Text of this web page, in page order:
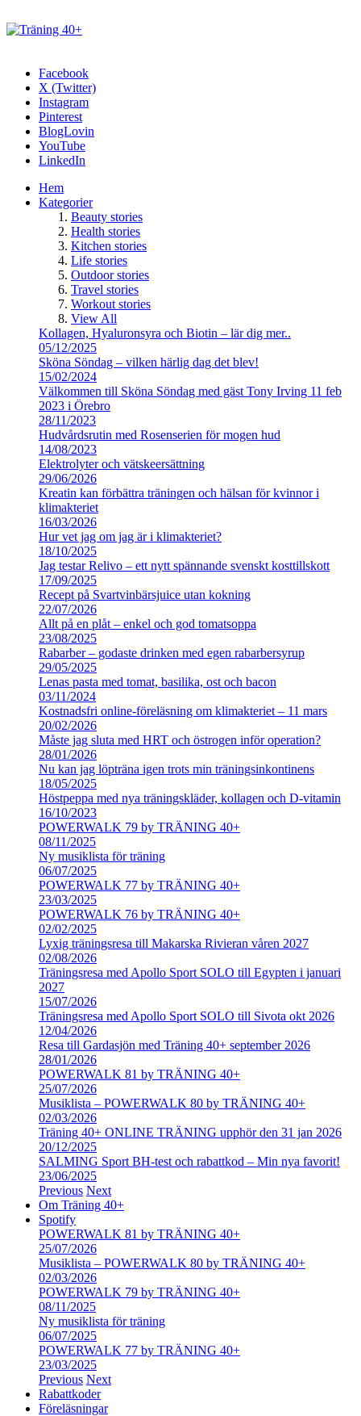
Facebook
X (Twitter)
Instagram
Pinterest
BlogLovin
YouTube
LinkedIn
Hem
Kategorier
Beauty stories
Health stories
Kitchen stories
Life stories
Outdoor stories
Travel stories
Workout stories
View All
Kollagen, Hyaluronsyra och Biotin – lär dig mer..
05/12/2025
Sköna Söndag – vilken härlig dag det blev!
15/02/2024
Välkommen till Sköna Söndag med gäst Tony Irving 11 feb
2023 i Örebro
28/11/2023
Hudvårdsrutin med Rosenserien för mogen hud
14/08/2023
Elektrolyter och vätskeersättning
29/06/2026
Kreatin kan förbättra träningen och hälsan för kvinnor i
klimakteriet
16/03/2026
Hur vet jag om jag är i klimakteriet?
18/10/2025
Jag testar Relivo – ett nytt spännande svenskt kosttillskott
17/09/2025
Recept på Svartvinbärsjuice utan kokning
22/07/2026
Allt på en plåt – enkel och god tomatsoppa
23/08/2025
Rabarber – godaste drinken med egen rabarbersyrup
29/05/2025
Lenas pasta med tomat, basilika, ost och bacon
03/11/2024
Kostnadsfri online-föreläsning om klimakteriet – 11 mars
20/02/2026
Måste jag sluta med HRT och östrogen inför operation?
28/01/2026
Nu kan jag löpträna igen trots min träningsinkontinens
18/05/2025
Höstpeppa med nya träningskläder, kollagen och D-vitamin
16/10/2023
POWERWALK 79 by TRÄNING 40+
08/11/2025
Ny musiklista för träning
06/07/2025
POWERWALK 77 by TRÄNING 40+
23/03/2025
POWERWALK 76 by TRÄNING 40+
02/02/2025
Lyxig träningsresa till Makarska Rivieran våren 2027
02/08/2026
Träningsresa med Apollo Sport SOLO till Egypten i januari
2027
15/07/2026
Träningsresa med Apollo Sport SOLO till Sivota okt 2026
12/04/2026
Resa till Gardasjön med Träning 40+ september 2026
28/01/2026
POWERWALK 81 by TRÄNING 40+
25/07/2026
Musiklista – POWERWALK 80 by TRÄNING 40+
02/03/2026
Träning 40+ ONLINE TRÄNING upphör den 31 jan 2026
20/12/2025
SALMING Sport BH-test och rabattkod – Min nya favorit!
23/06/2025
Previous Next
Om Träning 40+
Spotify
POWERWALK 81 by TRÄNING 40+
25/07/2026
Musiklista – POWERWALK 80 by TRÄNING 40+
02/03/2026
POWERWALK 79 by TRÄNING 40+
08/11/2025
Ny musiklista för träning
06/07/2025
POWERWALK 77 by TRÄNING 40+
23/03/2025
Previous Next
Rabattkoder
Föreläsningar